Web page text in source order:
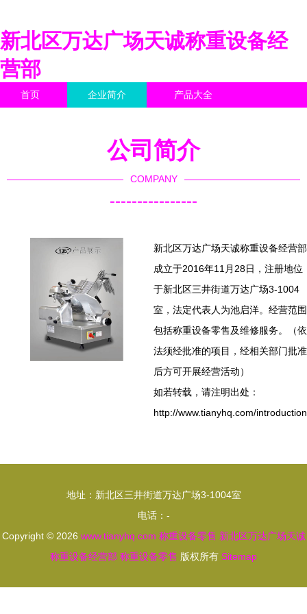
新北区万达广场天诚称重设备经
营部
首页 企业简介 产品大全
公司简介
COMPANY
----------------
新北区万达广场天诚称重设备经营部
成立于2016年11月28日，注册地位
于新北区三井街道万达广场3-1004
室，法定代表人为池启洋。经营范围
包括称重设备零售及维修服务。（依
法须经批准的项目，经相关部门批准
后方可开展经营活动）
如若转载，请注明出处：
http://www.tianyhq.com/
地址：新北区三井街道万达广场3-1004室
电话：-
Copyright © 2026 www.tianyhq.com 称重设备零售 新北区万达广场天诚
称重设备经营部 称重设备零售 版权所有 Sitemap